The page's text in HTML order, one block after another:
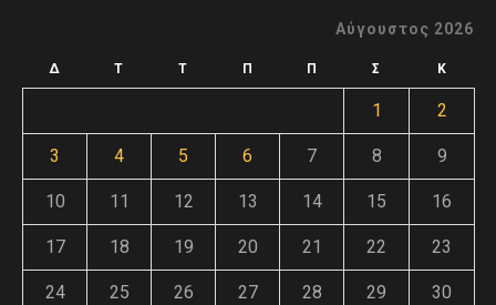
Αύγουστος 2026
Δ Τ Τ Π Π Σ Κ
1 2
3 4 5 6 7 8 9
10 11 12 13 14 15 16
17 18 19 20 21 22 23
24 25 26 27 28 29 30